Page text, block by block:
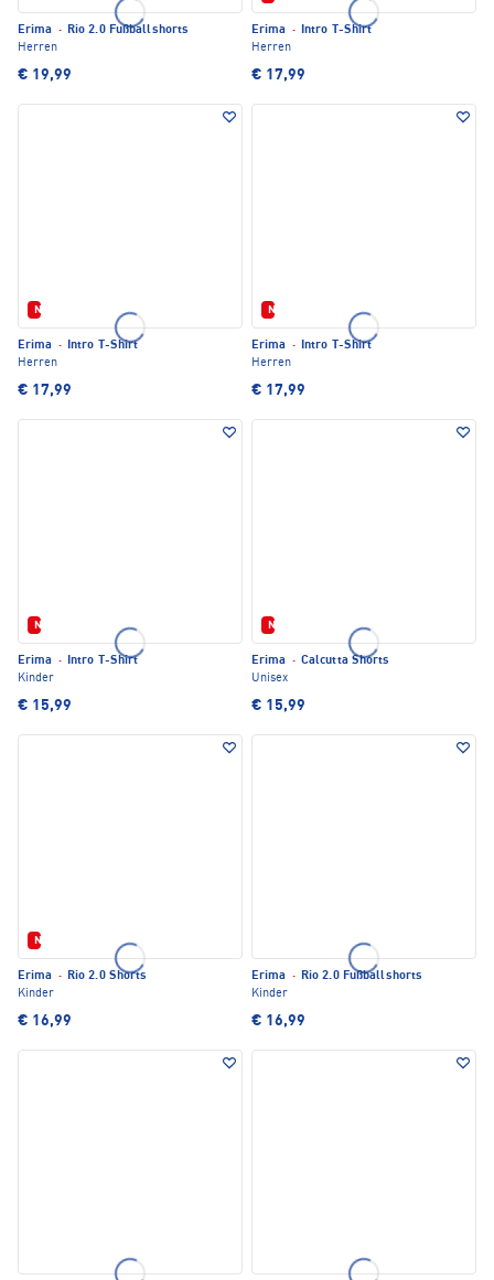
Erima · Rio 2.0 Fußballshorts
Herren
€ 19,99
Erima · Intro T-Shirt
Herren
€ 17,99
Neu
Erima · Intro T-Shirt
Herren
€ 17,99
Neu
Erima · Intro T-Shirt
Herren
€ 17,99
Neu
Erima · Intro T-Shirt
Kinder
€ 15,99
Neu
Erima · Calcutta Shorts
Unisex
€ 15,99
Neu
Erima · Rio 2.0 Shorts
Kinder
€ 16,99
Erima · Rio 2.0 Fußballshorts
Kinder
€ 16,99